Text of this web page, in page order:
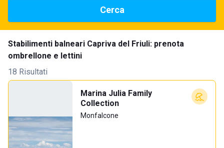
Cerca
Stabilimenti balneari Capriva del Friuli: prenota
ombrellone e lettini
18 Risultati
Marina Julia Family
Collection
Monfalcone